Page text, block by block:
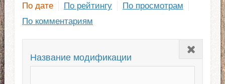
По дате По рейтингу
По просмотрам
По комментариям
Закрыть
Название модификации